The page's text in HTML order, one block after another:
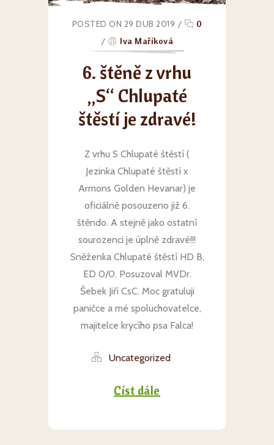
POSTED ON 29 DUB 2019 /
0
/
Iva Maříková
6. štěně z vrhu
„S“ Chlupaté
štěstí je zdravé!
Z vrhu S Chlupaté štěstí (
Jezinka Chlupaté štěstí x
Armons Golden Hevanar) je
oficiálně posouzeno již 6.
štěndo. A stejně jako ostatní
sourozenci je úplně zdravé!!!
Sněženka Chlupaté štěstí HD B,
ED 0/0. Posuzoval MVDr.
Šebek Jiří CsC. Moc gratuluji
paničce a mé spoluchovatelce,
majitelce krycího psa Falca!
Uncategorized
Číst dále